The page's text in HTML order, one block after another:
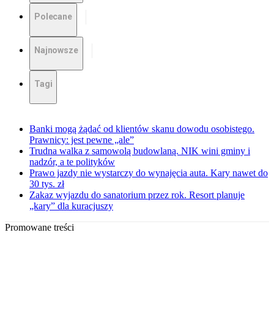
Polecane
Najnowsze
Tagi
Banki mogą żądać od klientów skanu dowodu osobistego.
Prawnicy: jest pewne „ale”
Trudna walka z samowolą budowlaną. NIK wini gminy i
nadzór, a te polityków
Prawo jazdy nie wystarczy do wynajęcia auta. Kary nawet do
30 tys. zł
Zakaz wyjazdu do sanatorium przez rok. Resort planuje
„kary” dla kuracjuszy
Promowane treści